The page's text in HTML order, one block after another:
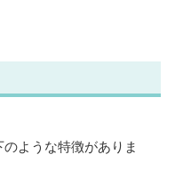
のような特徴がありま